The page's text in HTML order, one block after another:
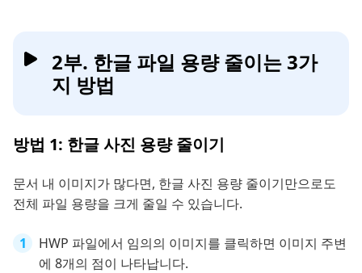
2부. 한글 파일 용량 줄이는 3가
지 방법
방법 1: 한글 사진 용량 줄이기
문서 내 이미지가 많다면, 한글 사진 용량 줄이기만으로도
전체 파일 용량을 크게 줄일 수 있습니다.
HWP 파일에서 임의의 이미지를 클릭하면 이미지 주변
에 8개의 점이 나타납니다.